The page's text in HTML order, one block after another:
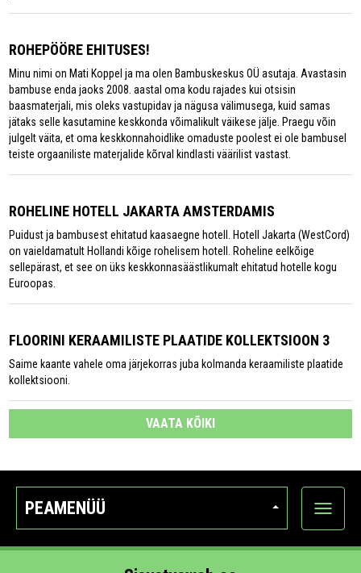
ROHEPÖÖRE EHITUSES!
Minu nimi on Mati Koppel ja ma olen Bambuskeskus OÜ asutaja. Avastasin
bambuse enda jaoks 2008. aastal oma kodu rajades kui otsisin
baasmaterjali, mis oleks vastupidav ja nägusa välimusega, kuid samas
jätaks selle kasutamine keskkonda võimalikult väikese jälje. Praegu võin
julgelt väita, et oma keskkonnahoidlike omaduste poolest ei ole bambusel
teiste orgaaniliste materjalide kõrval kindlasti väärilist vastast.
ROHELINE HOTELL JAKARTA AMSTERDAMIS
Puidust ja bambusest ehitatud kaasaegne hotell. Hotell Jakarta (WestCord)
on vaieldamatult Hollandi kõige rohelisem hotell. Roheline eelkõige
sellepärast, et see on üks keskkonnasäästlikumalt ehitatud hotelle kogu
Euroopas.
FLOORINI KERAAMILISTE PLAATIDE KOLLEKTSIOON 3
Saime kaante vahele oma järjekorras juba kolmanda keraamiliste plaatide
kollektsiooni.
VAATA KÕIKI
PEAMENÜÜ
Ava